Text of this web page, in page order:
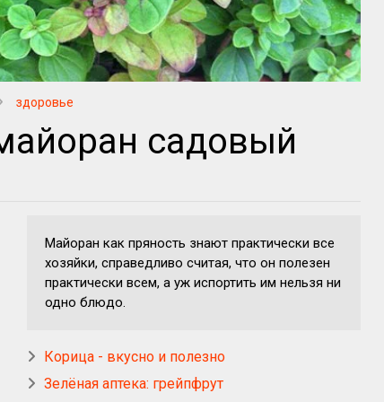
здоровье
садовый
Майоран как пряность знают практически все
хозяйки, справедливо считая, что он полезен
практически всем, а уж испортить им нельзя ни
одно блюдо.
Корица - вкусно и полезно
Зелёная аптека: грейпфрут